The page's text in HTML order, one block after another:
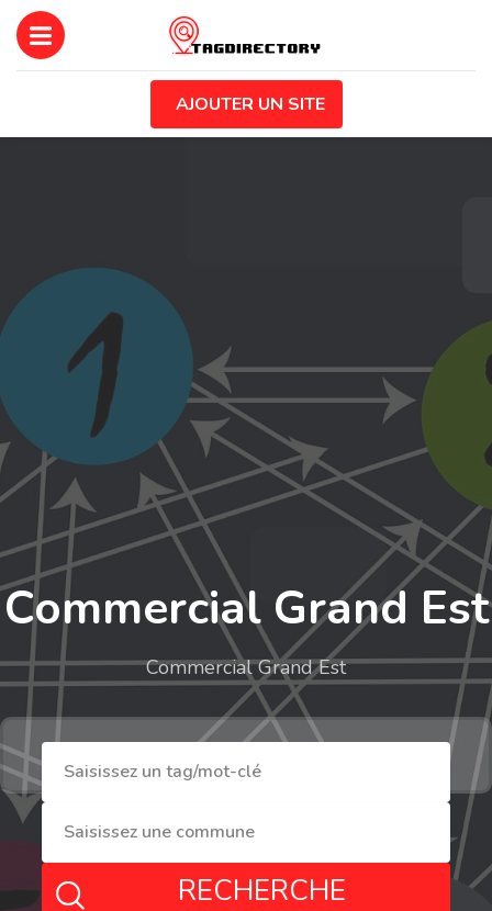
AJOUTER UN SITE
Commercial Grand Est
Commercial Grand Est
RECHERCHE